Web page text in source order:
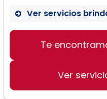
Ver servicios
Inmigración
Te
Ver